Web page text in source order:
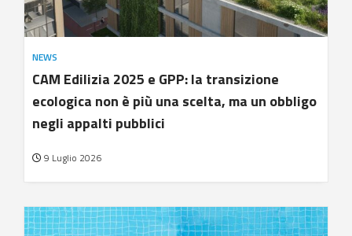
NEWS
CAM Edilizia 2025 e GPP: la transizione
ecologica non è più una scelta, ma un obbligo
negli appalti pubblici
9 Luglio 2026